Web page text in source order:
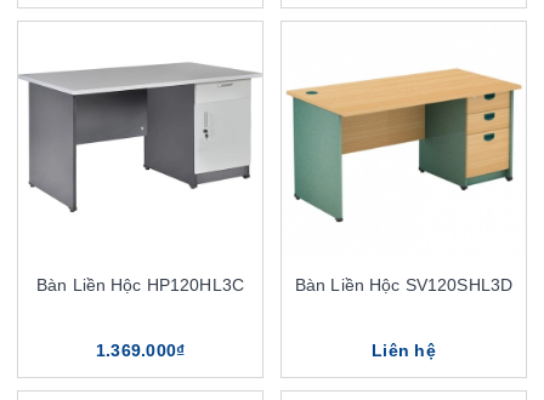
Bàn Liền Hộc HP120HL3C
1.369.000₫
Bàn Liền Hộc SV120SHL3D
Liên hệ